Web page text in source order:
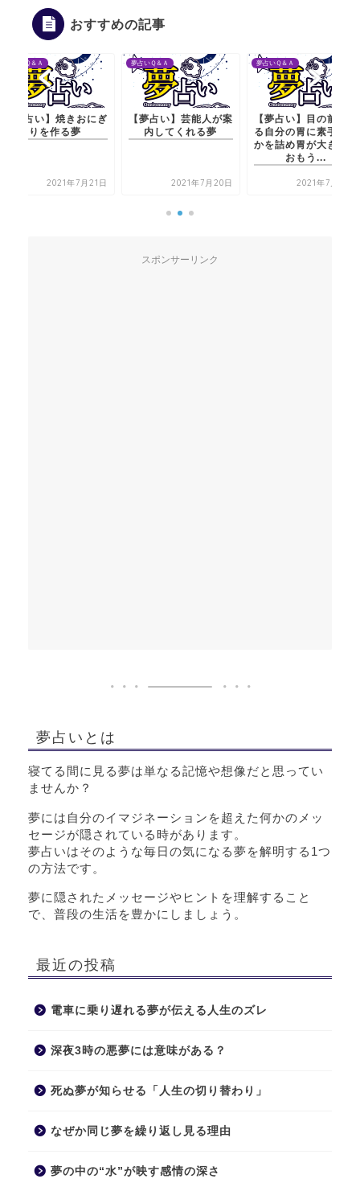
おすすめの記事
夢占いＱ＆Ａ
【夢占い】焼きおにぎ
りを作る夢
2021年7月21日
夢占いＱ＆Ａ
【夢占い】芸能人が案
内してくれる夢
2021年7月20日
夢占いＱ＆Ａ
【夢占い】目の前にあ
る自分の胃に素手で何
かを詰め胃が大きいと
おもう...
2021年7月20日
スポンサーリンク
夢占いとは
寝てる間に見る夢は単なる記憶や想像だと思ってい
ませんか？
夢には自分のイマジネーションを超えた何かのメッ
セージが隠されている時があります。
夢占いはそのような毎日の気になる夢を解明する1つ
の方法です。
夢に隠されたメッセージやヒントを理解すること
で、普段の生活を豊かにしましょう。
最近の投稿
電車に乗り遅れる夢が伝える人生のズレ
深夜3時の悪夢には意味がある？
死ぬ夢が知らせる「人生の切り替わり」
なぜか同じ夢を繰り返し見る理由
夢の中の“水”が映す感情の深さ